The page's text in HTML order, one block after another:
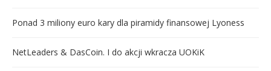
Ponad 3 miliony euro kary dla piramidy finansowej Lyoness
NetLeaders & DasCoin. I do akcji wkracza UOKiK